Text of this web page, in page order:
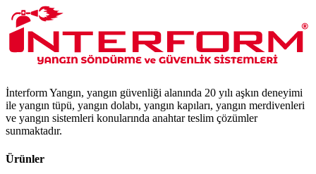
İnterform Yangın, yangın güvenliği alanında 20 yılı aşkın deneyimi
ile yangın tüpü, yangın dolabı, yangın kapıları, yangın merdivenleri
ve yangın sistemleri konularında anahtar teslim çözümler
sunmaktadır.
Ürünler